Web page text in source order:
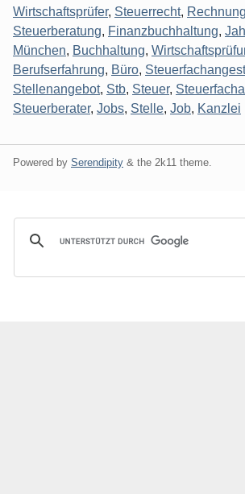
Wirtschaftsprüfer, Steuerrecht,
Steuerberatung, Finanzbuchhaltung,
München, Buchhaltung,
Berufserfahrung, Büro,
Stellenangebot, Stb, Steuer,
Steuerberater, Jobs, Stelle, Job, Kanzlei
Powered by Serendipity & the 2k11 theme.